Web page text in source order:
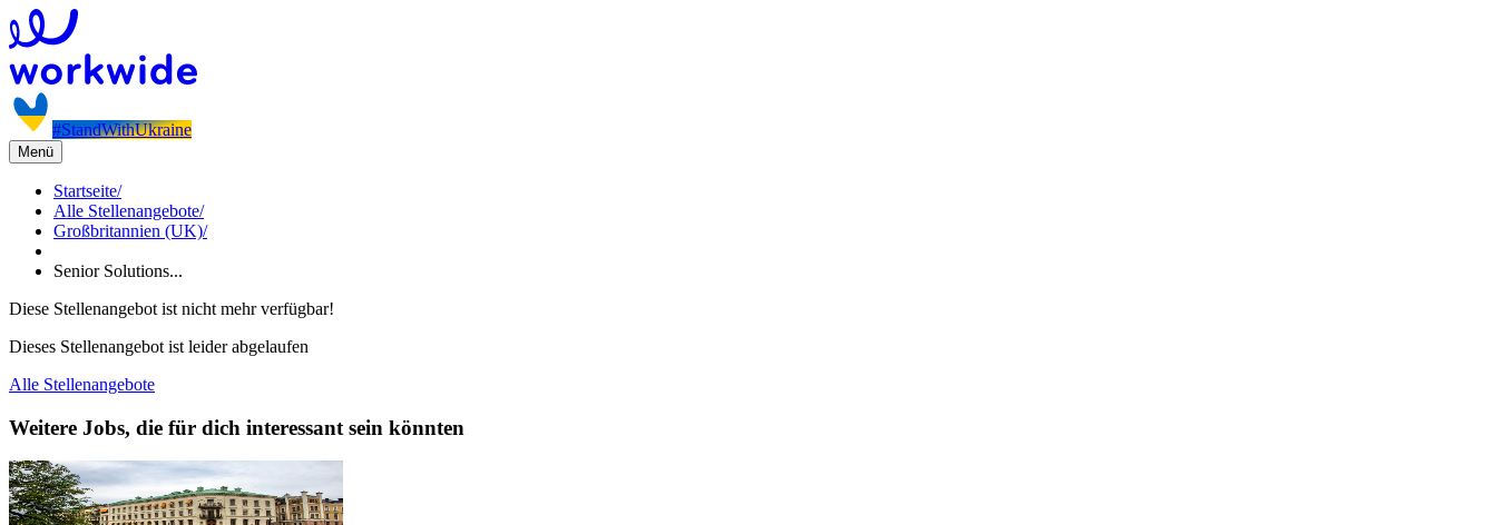
#StandWithUkraine
Menü
Startseite/
Alle Stellenangebote/
Großbritannien (UK)/
Senior Solutions...
Diese Stellenangebot ist nicht mehr verfügbar!
Dieses Stellenangebot ist leider abgelaufen
Alle Stellenangebote
Weitere Jobs, die für dich interessant sein könnten